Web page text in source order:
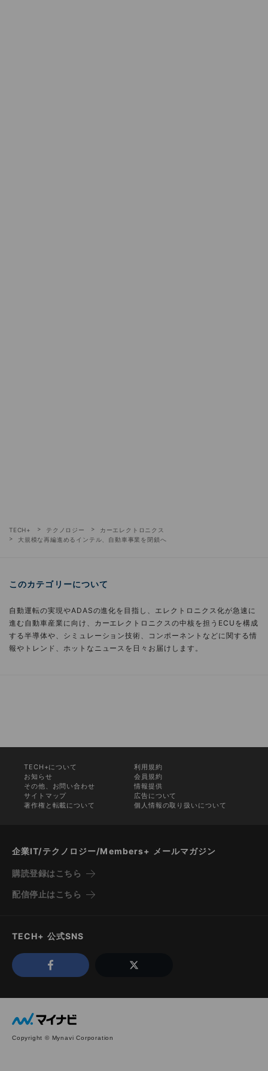
TECH+ テクノロジー
カーエレクトロニクス
大規模な再編進めるインテル、自動車事業を閉鎖へ
このカテゴリーについて
自動運転の実現やADASの進化を目指し、エレクトロニクス化が急速に
進む自動車産業に向け、カーエレクトロニクスの中核を担うECUを構成
する半導体や、シミュレーション技術、コンポーネントなどに関する情
報やトレンド、ホットなニュースを日々お届けします。
TECH+について
利用規約
お知らせ
会員規約
その他、お問い合わせ
情報提供
サイトマップ
広告について
著作権と転載について
個人情報の取り扱いについて
企業IT/テクノロジー/Members+ メールマガジン
購読登録はこちら
配信停止はこちら
TECH+ 公式SNS
Copyright © Mynavi Corporation